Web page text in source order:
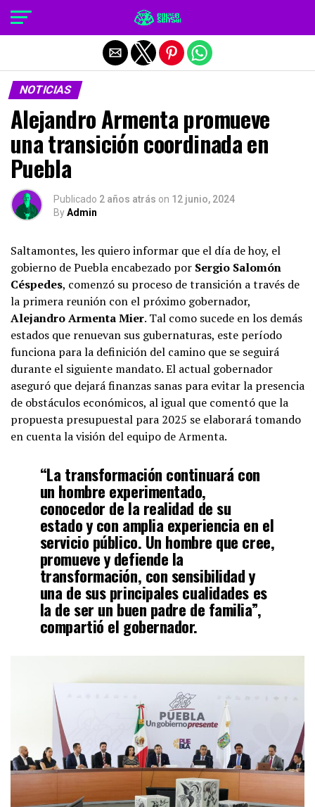
NOTICIAS
Alejandro Armenta promueve
una transición coordinada en
Puebla
Publicado 2 años atrás on 12 junio, 2024
ByAdmin
Saltamontes, les quiero informar que el día de hoy, el
gobierno de Puebla encabezado por Sergio Salomón
Céspedes, comenzó su proceso de transición a través de
la primera reunión con el próximo gobernador,
Alejandro Armenta Mier. Tal como sucede en los demás
estados que renuevan sus gubernaturas, este período
funciona para la definición del camino que se seguirá
durante el siguiente mandato. El actual gobernador
aseguró que dejará finanzas sanas para evitar la presencia
de obstáculos económicos, al igual que comentó que la
propuesta presupuestal para 2025 se elaborará tomando
en cuenta la visión del equipo de Armenta.
“La transformación continuará con
un hombre experimentado,
conocedor de la realidad de su
estado y con amplia experiencia en el
servicio público. Un hombre que cree,
promueve y defiende la
transformación, con sensibilidad y
una de sus principales cualidades es
la de ser un buen padre de familia”,
compartió el gobernador.
Salir de la versión móvil